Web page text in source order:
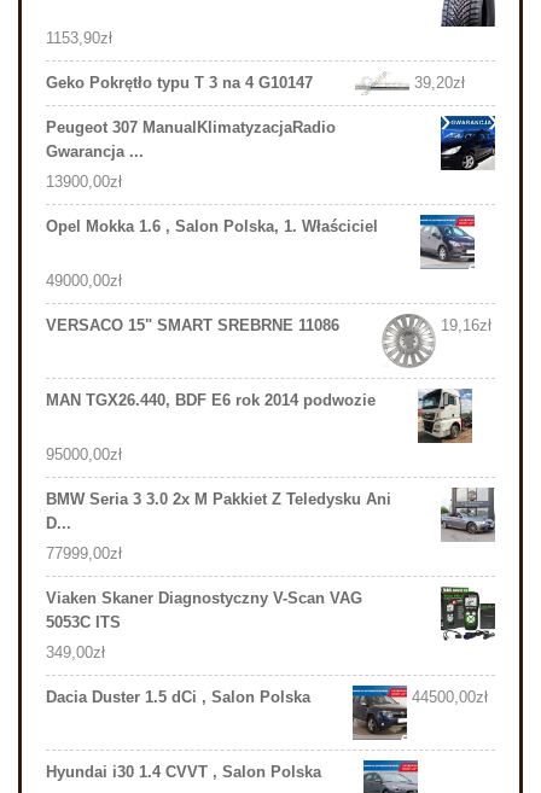
1153,90zł
Geko Pokrętło typu T 3 na 4 G10147 39,20zł
Peugeot 307 ManualKlimatyzacjaRadio
Gwarancja ...
13900,00zł
Opel Mokka 1.6 , Salon Polska, 1. Właściciel
49000,00zł
VERSACO 15" SMART SREBRNE 11086 19,16zł
MAN TGX26.440, BDF E6 rok 2014 podwozie
95000,00zł
BMW Seria 3 3.0 2x M Pakkiet Z Teledysku Ani
D...
77999,00zł
Viaken Skaner Diagnostyczny V-Scan VAG
5053C ITS
349,00zł
Dacia Duster 1.5 dCi , Salon Polska 44500,00zł
Hyundai i30 1.4 CVVT , Salon Polska